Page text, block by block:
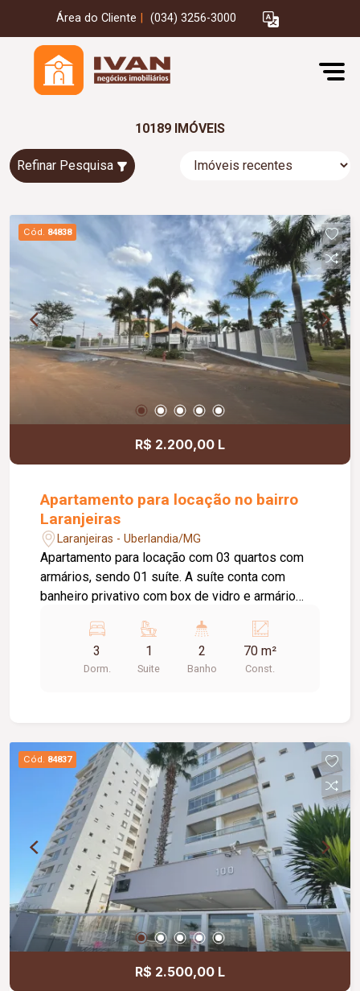
Área do Cliente (034) 3256-3000
10189 IMÓVEIS
Refinar Pesquisa
Cód. 84838
R$ 2.200,00 L
Apartamento para locação no bairro
Laranjeiras
Laranjeiras - Uberlandia/MG
Apartamento para locação com 03 quartos com
armários, sendo 01 suíte. A suíte conta com
banheiro privativo com box de vidro e armário
ambientes, e sacada. Cozinha com armários e
cooktop, além de área de serviço. O imóvel
possui ainda 01 banheiro social com box de vidro
playground, academia, salão de festas, piscina e
quadra esportiva.
3
Dorm.
1
Suite
2
Banho
70 m²
Const.
Cód. 84837
R$ 2.500,00 L